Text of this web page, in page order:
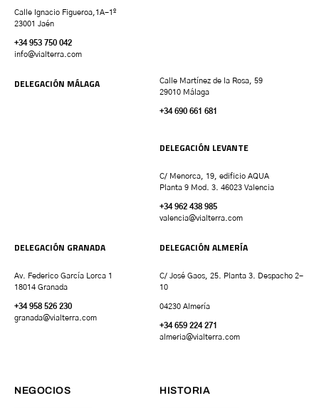
Calle Ignacio Figueroa,1A-1º
23001 Jaén
+34 953 750 042
info@vialterra.com
DELEGACIÓN MÁLAGA
Calle Martínez de la Rosa, 59
29010 Málaga
+34 690 661 681
DELEGACIÓN LEVANTE
C/ Menorca, 19, edificio AQUA
Planta 9 Mod. 3. 46023 Valencia
+34 962 438 985
valencia@vialterra.com
DELEGACIÓN GRANADA
Av. Federico García Lorca 1
18014 Granada
+34 958 526 230
granada@vialterra.com
DELEGACIÓN ALMERÍA
C/ José Gaos, 25. Planta 3. Despacho 2-
10
04230 Almería
+34 659 224 271
almeria@vialterra.com
NEGOCIOS HISTORIA